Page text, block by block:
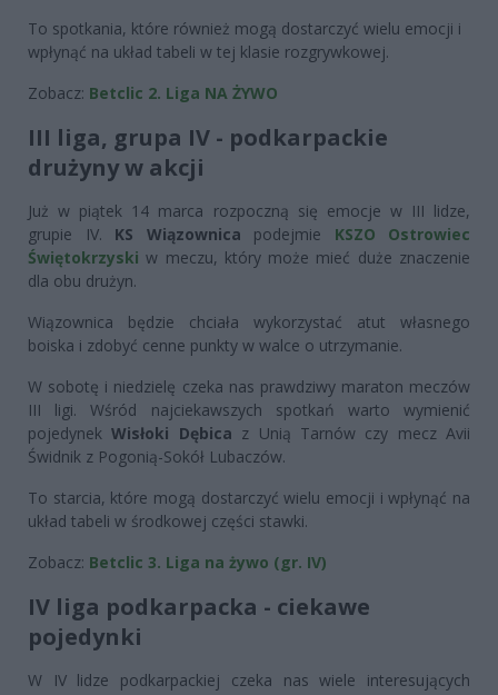
To spotkania, które również mogą dostarczyć wielu emocji i
wpłynąć na układ tabeli w tej klasie rozgrywkowej.
Zobacz: Betclic 2. Liga NA ŻYWO
III liga, grupa IV - podkarpackie
drużyny w akcji
Już w piątek 14 marca rozpoczną się emocje w III lidze,
grupie IV. KS Wiązownica podejmie KSZO Ostrowiec
Świętokrzyski w meczu, który może mieć duże znaczenie
dla obu drużyn.
Wiązownica będzie chciała wykorzystać atut własnego
boiska i zdobyć cenne punkty w walce o utrzymanie.
W sobotę i niedzielę czeka nas prawdziwy maraton meczów
III ligi. Wśród najciekawszych spotkań warto wymienić
pojedynekWisłoki Dębica z Unią Tarnów czy mecz Avii
Świdnik z Pogonią-Sokół Lubaczów.
To starcia, które mogą dostarczyć wielu emocji i wpłynąć na
układ tabeli w środkowej części stawki.
Zobacz: Betclic 3. Liga na żywo (gr. IV)
IV liga podkarpacka - ciekawe
pojedynki
W IV lidze podkarpackiej czeka nas wiele interesujących